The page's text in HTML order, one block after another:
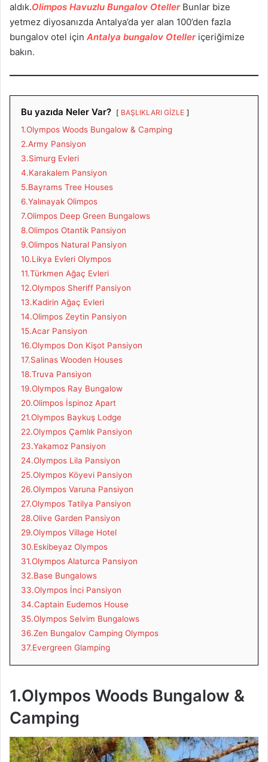
aldık.Olimpos Havuzlu Bungalov OtellerBunlar bize
yetmez diyosanızda Antalya’da yer alan 100’den fazla
bungalov otel için Antalya bungalov Otelleriçeriğimize
bakın.
Bu yazıda Neler Var? BAŞLIKLARI GİZLE
1.Olympos Woods Bungalow & Camping
2.Army Pansiyon
3.Simurg Evleri
4.Karakalem Pansiyon
5.Bayrams Tree Houses
6.Yalınayak Olimpos
7.Olimpos Deep Green Bungalows
8.Olimpos Otantik Pansiyon
9.Olimpos Natural Pansiyon
10.Likya Evleri Olympos
11.Türkmen Ağaç Evleri
12.Olympos Sheriff Pansiyon
13.Kadirin Ağaç Evleri
14.Olimpos Zeytin Pansiyon
15.Acar Pansiyon
16.Olympos Don Kişot Pansiyon
17.Salinas Wooden Houses
18.Truva Pansiyon
19.Olympos Ray Bungalow
20.Olimpos İspinoz Apart
21.Olympos Baykuş Lodge
22.Olympos Çamlık Pansiyon
23.Yakamoz Pansiyon
24.Olympos Lila Pansiyon
25.Olympos Köyevi Pansiyon
26.Olympos Varuna Pansiyon
27.Olympos Tatilya Pansiyon
28.Olive Garden Pansiyon
29.Olympos Village Hotel
30.Eskibeyaz Olympos
31.Olympos Alaturca Pansiyon
32.Base Bungalows
33.Olympos İnci Pansiyon
34.Captain Eudemos House
35.Olympos Selvim Bungalows
36.Zen Bungalov Camping Olympos
37.Evergreen Glamping
1.Olympos Woods Bungalow &
Camping